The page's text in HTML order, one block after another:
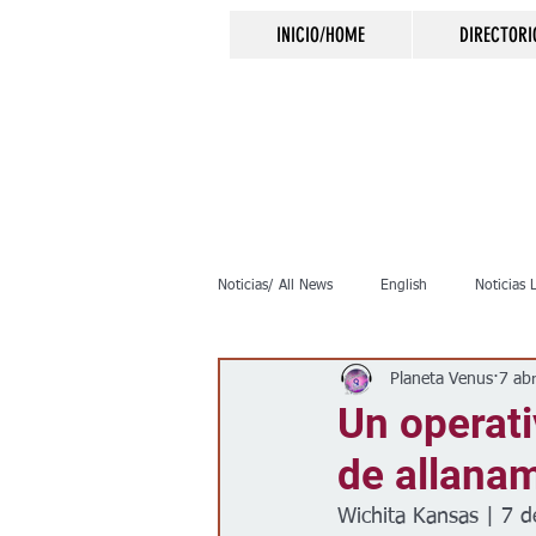
INICIO/HOME
Noticias/ All News English Noticias
Inmigración Crimen Negocios
Clima Vivienda
Un
de
Planeta Venus 7
Wichita Kansas | 7